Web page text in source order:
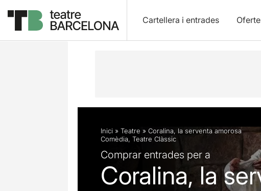
Cartellera i entrades
Descripció Fitxa artística Fotos i vídeos
Inici » Teatre » Coralina, la serventa amorosa
Comèdia, Teatre Clàssic
Comprar entrades per a
Coralina, la